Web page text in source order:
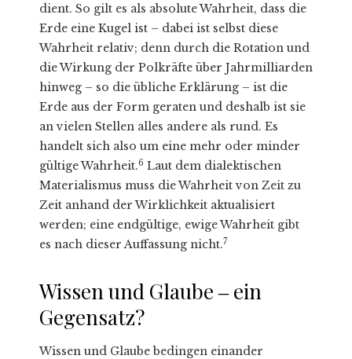
dient. So gilt es als absolute Wahrheit, dass die
Erde eine Kugel ist – dabei ist selbst diese
Wahrheit relativ; denn durch die Rotation und
die Wirkung der Polkräfte über Jahrmilliarden
hinweg – so die übliche Erklärung – ist die
Erde aus der Form geraten und deshalb ist sie
an vielen Stellen alles andere als rund. Es
handelt sich also um eine mehr oder minder
gültige Wahrheit.6 Laut dem dialektischen
Materialismus muss die Wahrheit von Zeit zu
Zeit anhand der Wirklichkeit aktualisiert
werden; eine endgültige, ewige Wahrheit gibt
es nach dieser Auffassung nicht.7
Wissen und Glaube ‒ ein
Gegensatz?
Wissen und Glaube bedingen einander